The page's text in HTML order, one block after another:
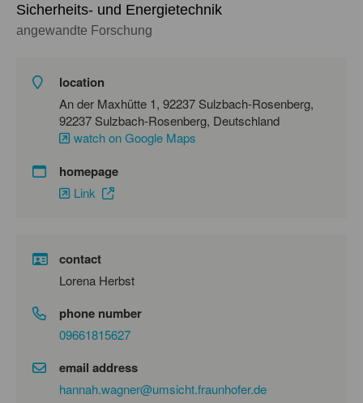
Sicherheits- und Energietechnik
angewandte Forschung
location
An der Maxhütte 1, 92237 Sulzbach-Rosenberg,
92237 Sulzbach-Rosenberg, Deutschland
watch on Google Maps
homepage
Link
contact
Lorena Herbst
phone number
09661815627
email address
hannah.wagner@umsicht.fraunhofer.de